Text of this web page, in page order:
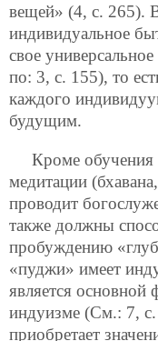
вещей» (4, с. 265).
индивидуальное
свое
по: 3, с. 155), то
каждого
будущим.
Кроме обучения
медитации
проводит
также должны
пробуждению
«пуджи» имеет
является
индуизме (См.: 7,
приобретает